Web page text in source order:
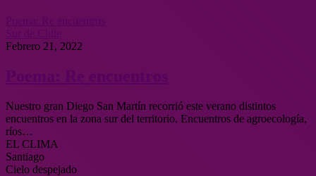
Febrero 21, 2022
Nuestro gran Diego San Martín recorrió este verano distintos
encuentros en la zona sur del territorio. Encuentros de agroecología,
ríos…
EL CLIMA
Santiago
Cielo despejado